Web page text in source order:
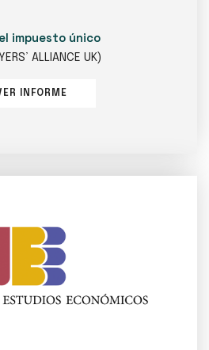
impuesto único
ALLIANCE UK)
INFORME